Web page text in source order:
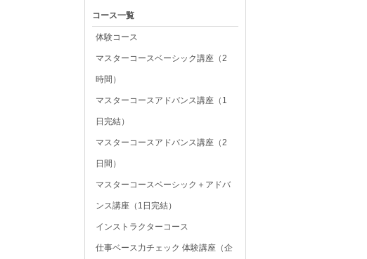
コース一覧
体験コース
マスターコースベーシック講座（2
時間）
マスターコースアドバンス講座（1
日完結）
マスターコースアドバンス講座（2
日間）
マスターコースベーシック＋アドバ
ンス講座（1日完結）
インストラクターコース
仕事ベース力チェック 体験講座（企